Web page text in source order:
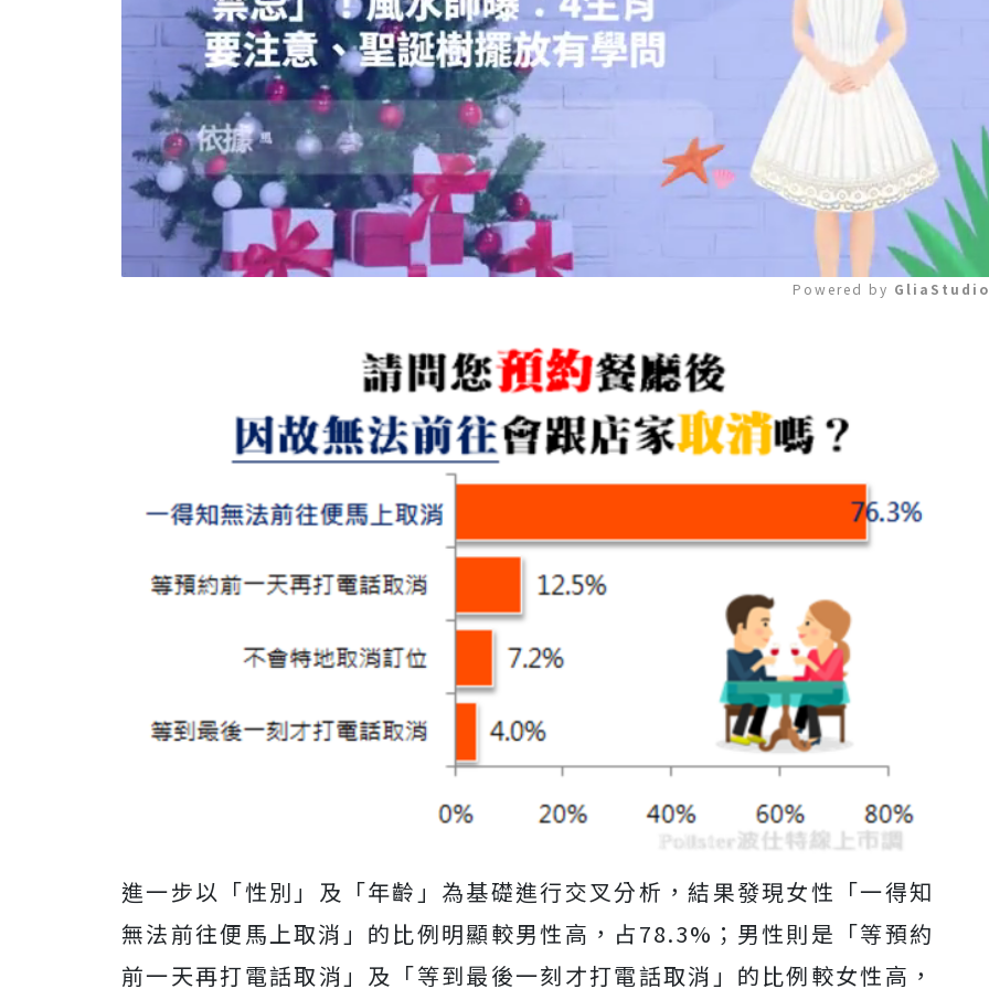
Powered by
進一步以「性別」及「年齡」為基礎進行交叉分析，結果發現女性「一得知
無法前往便馬上取消」的比例明顯較男性高，占78.3%；男性則是「等預約
前一天再打電話取消」及「等到最後一刻才打電話取消」的比例較女性高，